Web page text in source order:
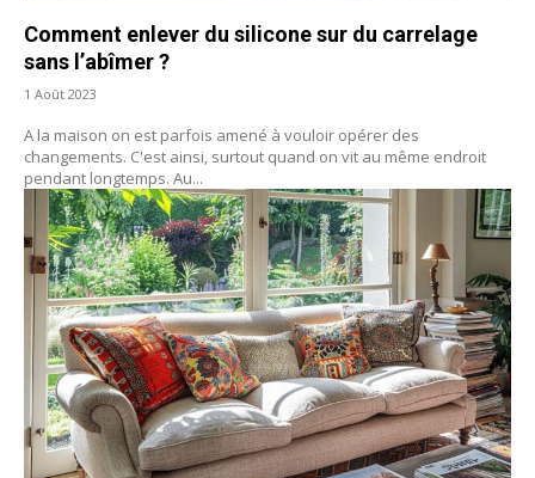
Comment enlever du silicone sur du carrelage
sans l’abîmer ?
1 Août 2023
A la maison on est parfois amené à vouloir opérer des
changements. C'est ainsi, surtout quand on vit au même endroit
pendant longtemps. Au...